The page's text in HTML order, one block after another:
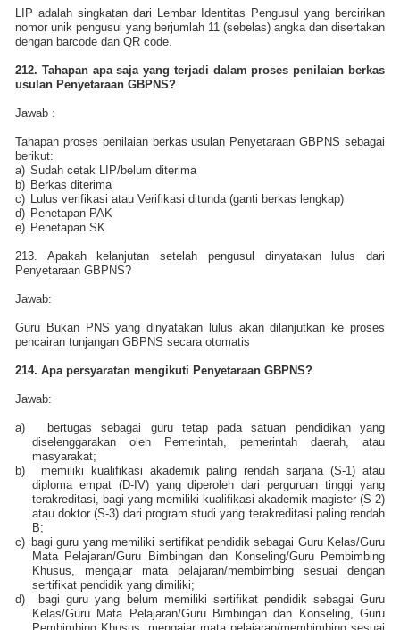
LIP adalah singkatan dari Lembar Identitas Pengusul yang bercirikan
nomor unik pengusul yang berjumlah 11 (sebelas) angka dan disertakan
dengan barcode dan QR code.
212. Tahapan apa saja yang terjadi dalam proses penilaian berkas
usulan Penyetaraan GBPNS?
Jawab :
Tahapan proses penilaian berkas usulan Penyetaraan GBPNS sebagai
berikut:
a) Sudah cetak LIP/belum diterima
b) Berkas diterima
c) Lulus verifikasi atau Verifikasi ditunda (ganti berkas lengkap)
d) Penetapan PAK
e) Penetapan SK
213. Apakah kelanjutan setelah pengusul dinyatakan lulus dari
Penyetaraan GBPNS?
Jawab:
Guru Bukan PNS yang dinyatakan lulus akan dilanjutkan ke proses
pencairan tunjangan GBPNS secara otomatis
214. Apa persyaratan mengikuti Penyetaraan GBPNS?
Jawab:
a)
bertugas sebagai guru tetap pada satuan pendidikan yang
diselenggarakan oleh Pemerintah, pemerintah daerah, atau
masyarakat;
b)
memiliki kualifikasi akademik paling rendah sarjana (S-1) atau
diploma empat (D-IV) yang diperoleh dari perguruan tinggi yang
terakreditasi, bagi yang memiliki kualifikasi akademik magister (S-2)
atau doktor (S-3) dari program studi yang terakreditasi paling rendah
B;
c) bagi guru yang memiliki sertifikat pendidik sebagai Guru Kelas/Guru
Mata Pelajaran/Guru Bimbingan dan Konseling/Guru Pembimbing
Khusus, mengajar mata pelajaran/membimbing sesuai dengan
sertifikat pendidik yang dimiliki;
d)
bagi guru yang belum memiliki sertifikat pendidik sebagai Guru
Kelas/Guru Mata Pelajaran/Guru Bimbingan dan Konseling, Guru